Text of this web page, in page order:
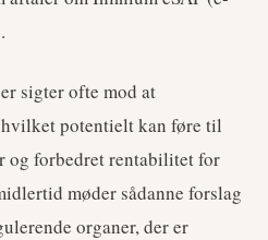
sigter ofte mod at
potentielt kan føre til
og forbedret rentabilitet for
møder sådanne forslag
organer, der er